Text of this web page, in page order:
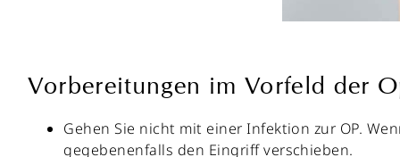
Vorbereitungen im Vorfeld der
Gehen Sie nicht mit einer Infektion zur OP.
gegebenenfalls den Eingriff verschieben.